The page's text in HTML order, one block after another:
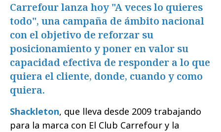
Carrefour lanza hoy "A veces lo quieres
todo", una campaña de ámbito nacional
con el objetivo de reforzar su
posicionamiento y poner en valor su
capacidad efectiva de responder a lo que
quiera el cliente, donde, cuando y como
quiera.
Shackleton, que lleva desde 2009 trabajando
para la marca con El Club Carrefour y la